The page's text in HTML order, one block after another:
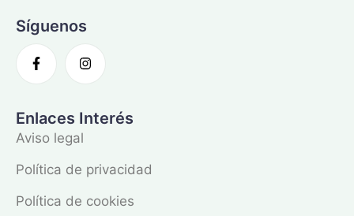
Síguenos
Enlaces Interés
Aviso legal
Política de privacidad
Política de cookies